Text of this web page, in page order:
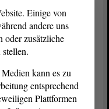
wurde,
relevant.
zur
von der
zu
Einige von
andere uns
oder zusätzliche
kann es zu
entsprechend
Plattformen